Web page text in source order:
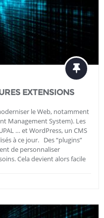
EXTENSIONS
le Web, notamment
Management System). Les
… et WordPress, un CMS
à ce jour. Des “plugins”
de personnaliser
Cela devient alors facile